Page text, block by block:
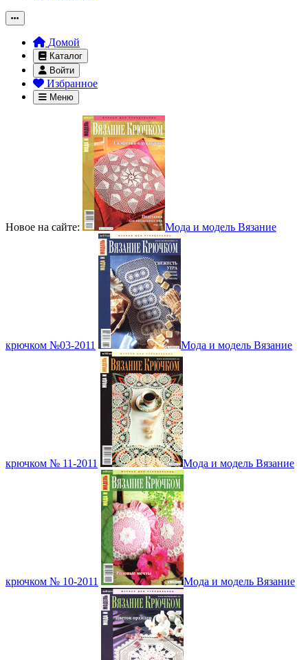
Домой
Каталог
Войти
Избранное
Меню
Новое на сайте: Мода и модель Вязание
крючком №03-2011 Мода и модель Вязание
крючком № 11-2011 Мода и модель Вязание
крючком № 10-2011 Мода и модель Вязание